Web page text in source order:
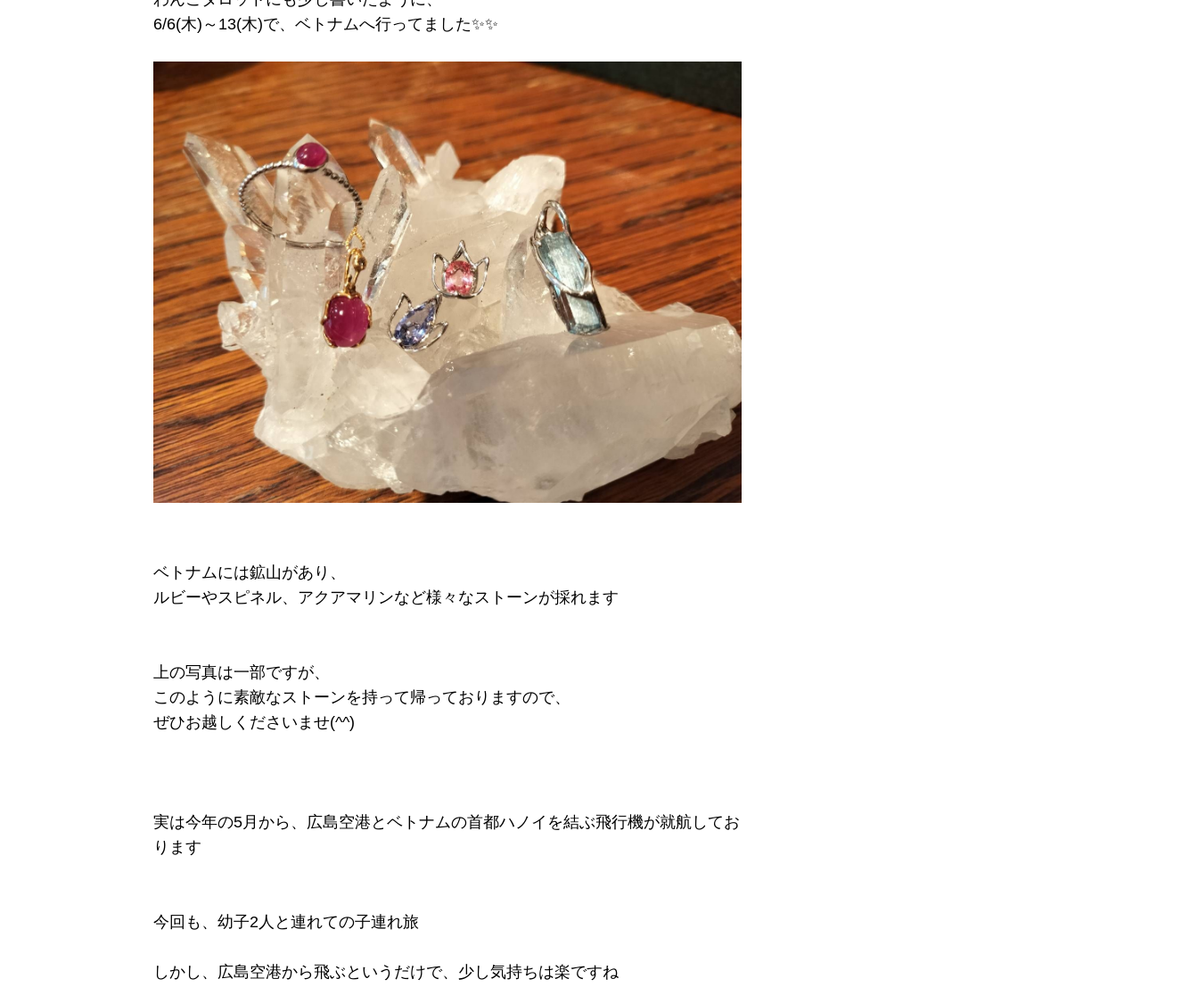
6/6(木)～13(木)で、ベトナムへ行ってました✨✨
ベトナムには鉱山があり、
ルビーやスピネル、アクアマリンなど様々なストーンが採れます
上の写真は一部ですが、
このように素敵なストーンを持って帰っておりますので、
ぜひお越しくださいませ(^^)
実は今年の5月から、広島空港とベトナムの首都ハノイを結ぶ飛行機が就航してお
ります
今回も、幼子2人と連れての子連れ旅
しかし、広島空港から飛ぶというだけで、少し気持ちは楽ですね